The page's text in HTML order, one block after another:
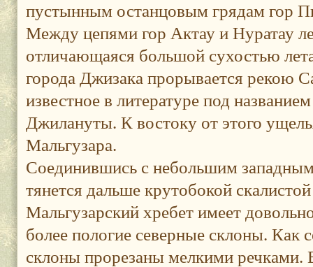
пустынным останцовым грядам гор
Между цепями гор Актау и Нуратау
отличающаяся большой сухостью
города Джизака прорывается рекою
известное в литературе под
Джилануты. К востоку от этого
Мальгузара.
Соединившись с небольшим
тянется дальше крутобокой
Мальгузарский хребет имеет
более пологие северные склоны. Как
склоны прорезаны мелкими речками.